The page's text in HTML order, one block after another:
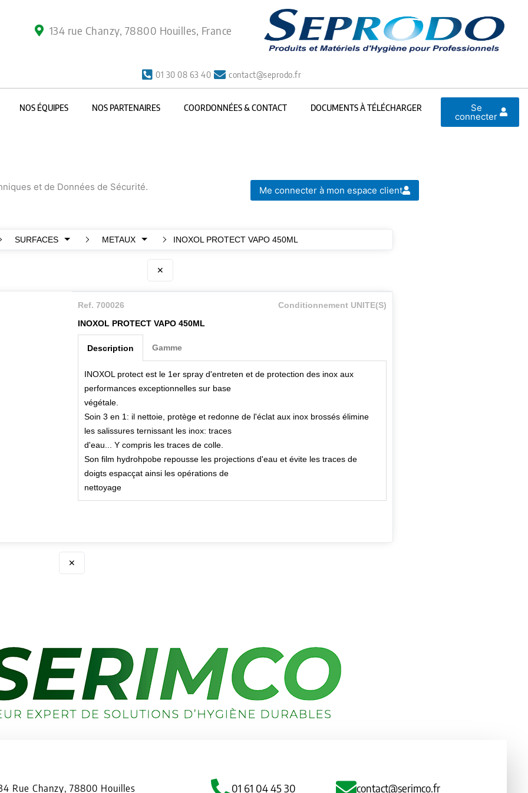
134 rue Chanzy, 78800 Houilles, France
01 30 08 63 40 contact@seprodo.fr
NOS ÉQUIPES NOS PARTENAIRES COORDONNÉES & CONTACT DOCUMENTS À TÉLÉCHARGER Se
connecter
et de Données de Sécurité. Me connecter à mon espace client
SURFACES METAUX INOXOL PROTECT VAPO 450ML
✕
Ref. 700026
Conditionnement UNITE(S)
INOXOL PROTECT VAPO 450ML
Description
INOXOL protect est le 1er spray d'entreten et de protection des inox aux
performances exceptionnelles sur base
végétale.
Soin 3 en 1: il nettoie, protège et redonne de l'éclat aux inox brossés élimine
les salissures ternissant les inox: traces
d'eau... Y compris les traces de colle.
Son film hydrohpobe repousse les projections d'eau et évite les traces de
doigts espacçat ainsi les opérations de
nettoyage
Gamme
✕
Rue Chanzy, 78800 Houilles 01 61 04 45 30 contact@serimco.fr